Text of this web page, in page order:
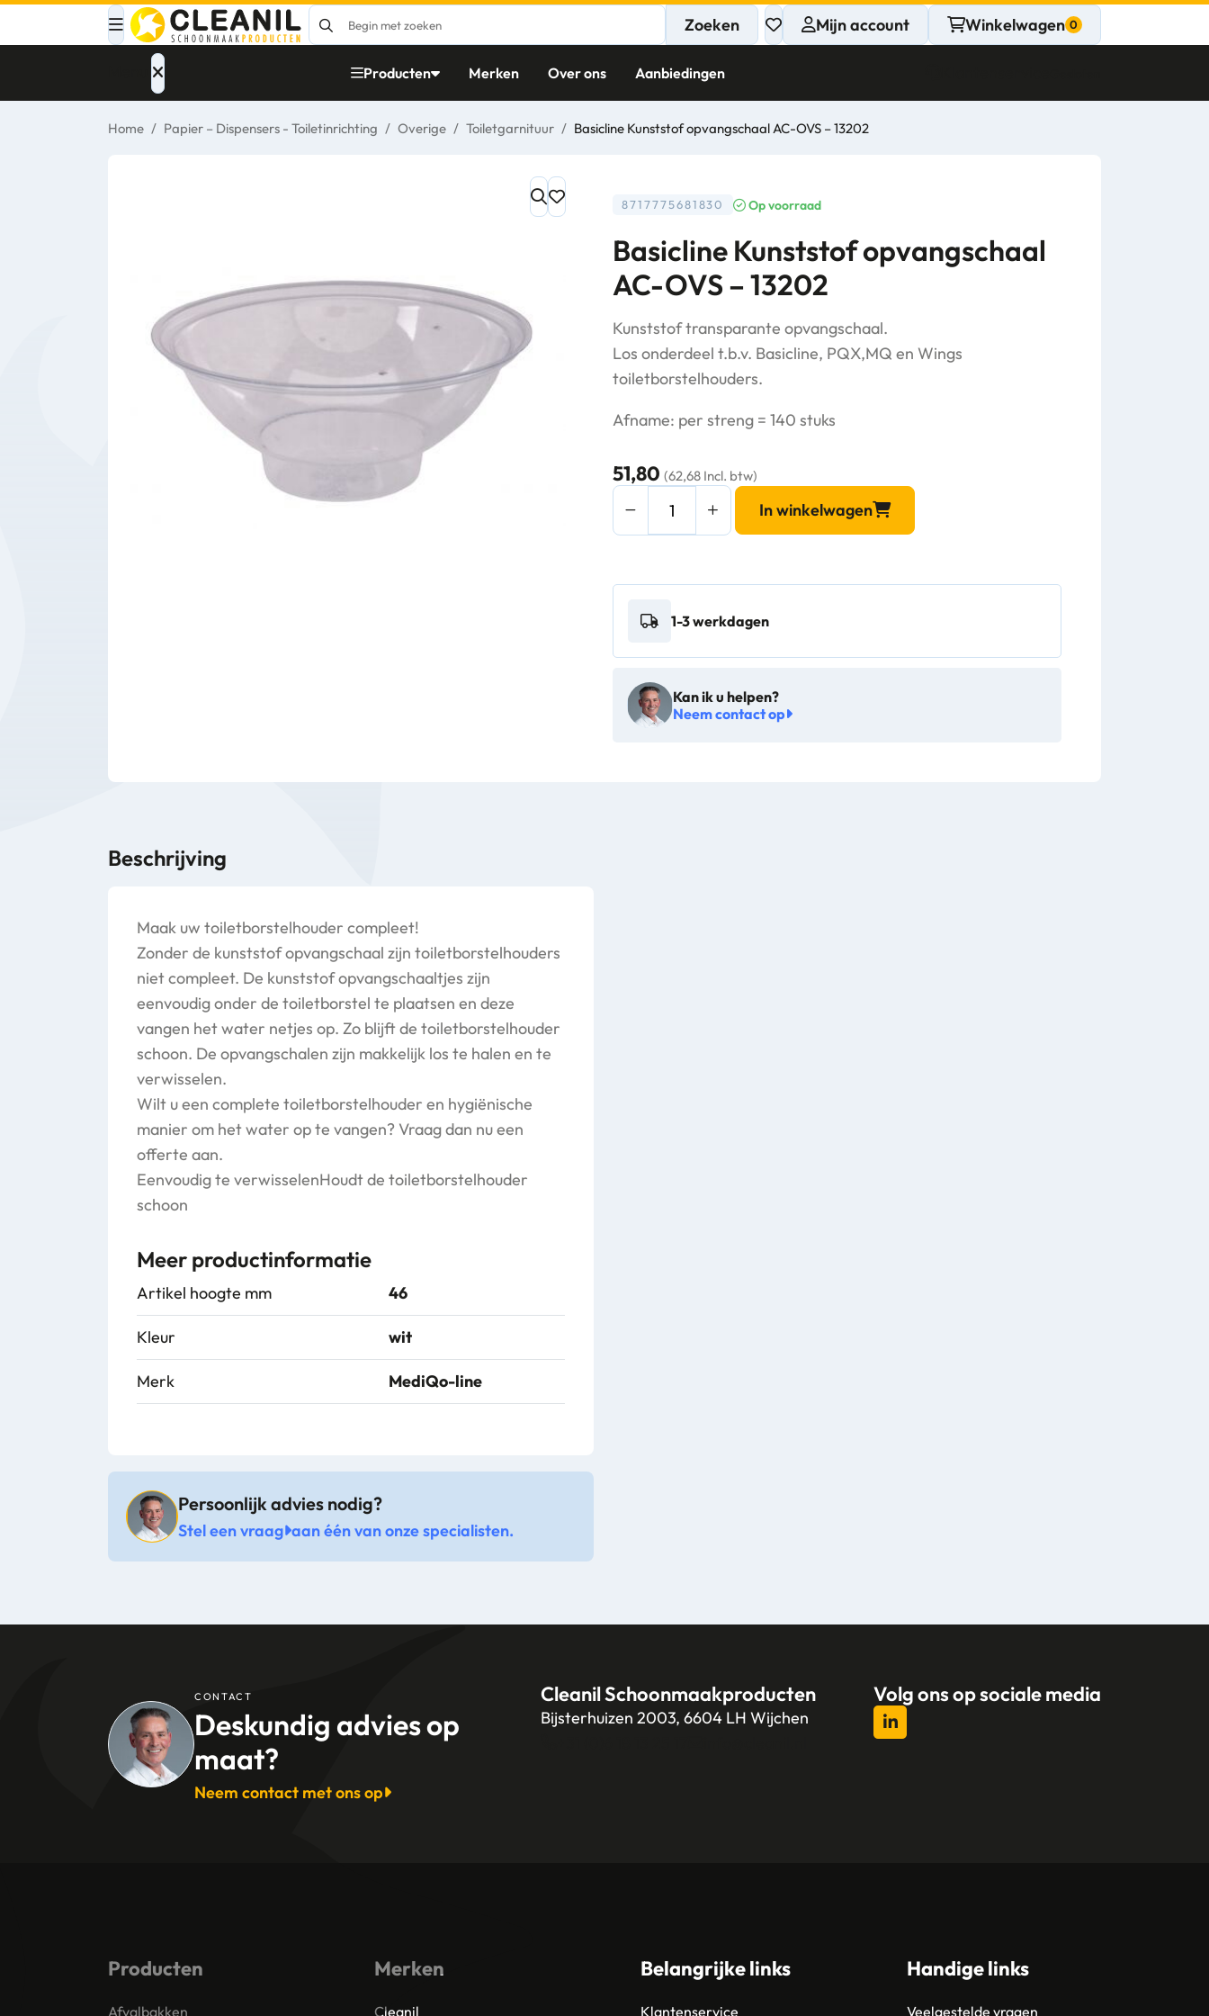
Mijn account Winkelwagen
Zoeken
Producten
Papier – Dispensers
Glasbewassing
Bedrijfsbenodigdheden
advies
Merken Over ons Aanbiedingen
Home / Papier – Dispensers - Toiletinrichting / Overige / Toiletgarnituur / Basicline Kunststof opvangschaal AC-OVS – 13202
8717775681830 Op voorraad
Basicline Kunststof opvangschaal
AC-OVS – 13202
Kunststof transparante opvangschaal.
Los onderdeel t.b.v. Basicline, PQX,MQ en Wings
toiletborstelhouders.
Afname: per streng = 140 stuks
51,80(62,68 Incl. btw)
Kunststof
In winkelwagen
1-3 werkdagen
Kan ik u helpen?
Neem contact op
Beschrijving
Maak uw toiletborstelhouder compleet!
Zonder de kunststof opvangschaal zijn toiletborstelhouders
niet compleet. De kunststof opvangschaaltjes zijn
eenvoudig onder de toiletborstel te plaatsen en deze
vangen het water netjes op. Zo blijft de toiletborstelhouder
schoon. De opvangschalen zijn makkelijk los te halen en te
verwisselen.
Wilt u een complete toiletborstelhouder en hygiënische
manier om het water op te vangen? Vraag dan nu een
offerte aan.
Eenvoudig te verwisselenHoudt de toiletborstelhouder
schoon
Meer productinformatie
Artikel hoogte mm 46
Kleur wit
Merk MediQo-line
Persoonlijk advies nodig?
Stel een vraag aan één van onze specialisten.
CONTACT
Deskundig advies op
maat?
Neem contact met ons op
Cleanil Schoonmaakproducten
Bijsterhuizen 2003, 6604 LH Wijchen
Volg ons op sociale media
Producten
Afvalbakken
Merken
Cleanil
Belangrijke links
Klantenservice
Handige links
Veelgestelde vragen